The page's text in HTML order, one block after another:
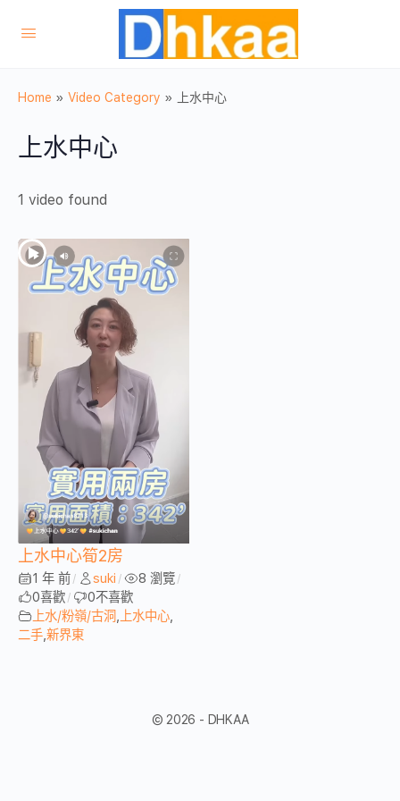
Home » Video Category » 上水中心
上水中心
1 video found
上水中心筍2房
1 年 前 / suki / 8 瀏覽 /
0喜歡 / 0不喜歡
上水/粉嶺/古洞
上水中心
二手 新界東
© 2026 - DHKAA